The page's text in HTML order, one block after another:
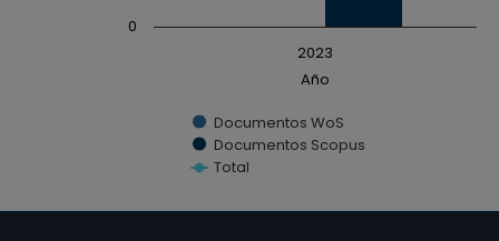
Año
Documentos WoS
Documentos Scopus
Total
2023
0
End of interactive chart.